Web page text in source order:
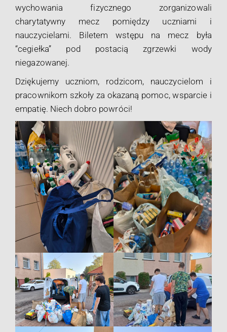
wychowania fizycznego zorganizowali
charytatywny mecz pomiędzy uczniami i
nauczycielami. Biletem wstępu na mecz była
“cegiełka” pod postacią zgrzewki wody
niegazowanej.
Dziękujemy uczniom, rodzicom, nauczycielom i
pracownikom szkoły za okazaną pomoc, wsparcie i
empatię. Niech dobro powróci!